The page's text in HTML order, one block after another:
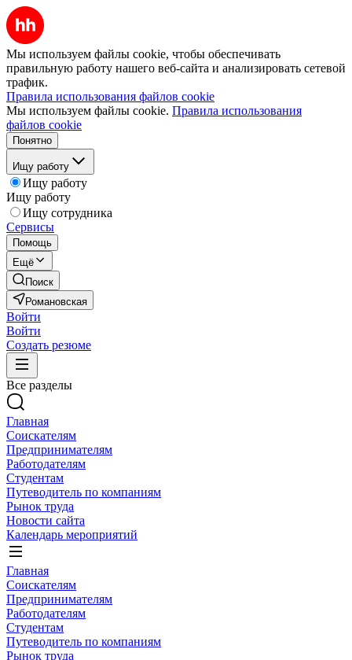
Мы используем файлы cookie, чтобы обеспечивать
правильную работу нашего веб-сайта и анализировать сетевой
трафик.
Правила использования файлов cookie
Мы используем файлы cookie. Правила использования
файлов cookie
Понятно
Ищу работу
Ищу работу
Ищу работу
Ищу сотрудника
Сервисы
Помощь
Ещё
Поиск
Романовская
Войти
Войти
Создать резюме
Все разделы
Главная
Соискателям
Предпринимателям
Работодателям
Студентам
Путеводитель по компаниям
Рынок труда
Новости сайта
Календарь мероприятий
Главная
Соискателям
Предпринимателям
Работодателям
Студентам
Путеводитель по компаниям
Рынок труда